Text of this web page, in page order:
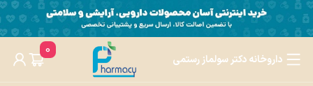
داروخانه دکتر سولماز رستمی
0